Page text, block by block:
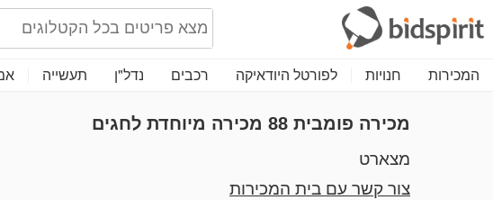
המכירות חנויות לפורטל היודאיקה רכבים נדל"ן תעשייה
מכירה פומבית 88 מכירה מיוחדת לחגים
מצארט
צור קשר עם בית המכירות